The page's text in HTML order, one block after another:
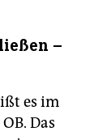
–
es im
Das